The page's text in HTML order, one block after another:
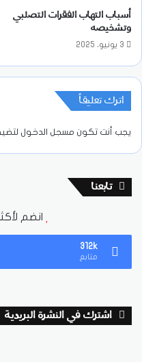
أسباب التهاب الفقرات التصلبي
وتشخيصه
3 يونيو، 2025
اترك تعليقاً
يجب أنت تكون مسجل الدخول
تابعنا
انضم
312k
متابع
اشترك في النشرة البريدية